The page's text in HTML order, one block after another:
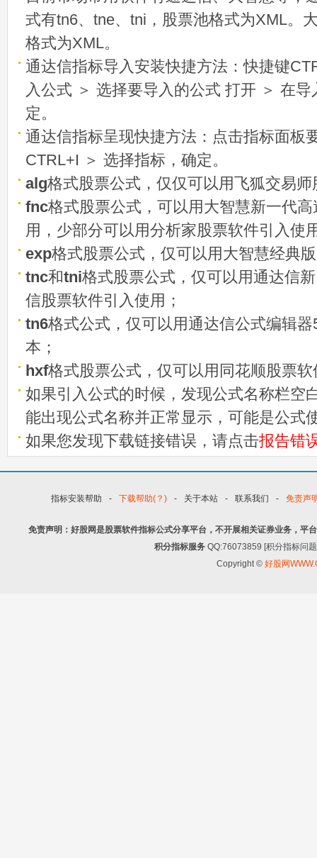
式有tn6、tne、tni，股票池格式为XML。
格式为XML。
通达信指标导入安装快捷方法：快捷键
入公式 ＞ 选择要导入的公式 打开 ＞ 在
定。
通达信指标呈现快捷方法：点击指标面板
CTRL+I ＞ 选择指标，确定。
alg格式股票公式，仅仅可以用飞狐交易
fnc格式股票公式，可以用大智慧新一代
用，少部分可以用分析家股票软件引入使
exp格式股票公式，仅可以用大智慧经典
tnc和tni格式股票公式，仅可以用通达信
信股票软件引入使用；
tn6格式公式，仅可以用通达信公式编辑
本；
hxf格式股票公式，仅可以用同花顺股票
如果引入公式的时候，发现公式名称栏空
能出现公式名称并正常显示，可能是公式
如果您发现下载链接错误，请点击报告错
指标安装帮助 - 下载帮助(？) - 关于本站 - 联系我们 - 免责声
免责声明：好股网是股票软件指标公式分享平台，不开展相关证券业务，平
积分指标服务 QQ:76073859 [积分指标问
Copyright © 好股网